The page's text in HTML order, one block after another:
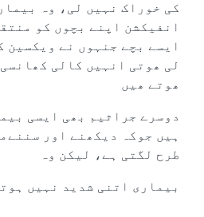
کی خوراک نہیں لی، وہ
انفیکشن اپنے بچوں کو
ایسے بچے جنہوں نے ویکسین
لی ھوتی انہیں کالی
ھوتے ھیں
دوسرے جراثیم بھی ایسی
ہیں جوکہ دیکھنے اور
طرح لگتی ہے، لیکن وہ
بیماری اتنی شدید نہیں